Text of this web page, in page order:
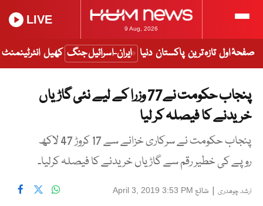
9 Aug, 2026
LIVE
صفحۂ اول تازہ ترین پاکستان دنیا ایران-اسرائیل جنگ کھیل انٹرٹینمنٹ
پنجاب حکومت نے77 وزرا کے لیے نئی گاڑیاں
خریدنے کا فیصلہ کر لیا
پنجاب حکومت نے سرکاری خزانے سے 17 کروڑ 47 لاکھ
روپے کی خطیر رقم سے گاڑیاں خریدنے کا فیصلہ کرلیا۔
ارشد چوھدری | شائع April 3, 2019 3:53 PM